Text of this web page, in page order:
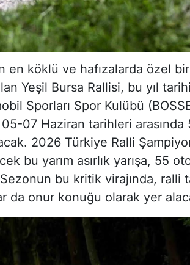
en köklü ve hafızalarda özel
Yeşil Bursa Rallisi, bu yıl
Sporları Spor Kulübü
07 Haziran tarihleri arasında
2026 Türkiye Ralli
bu yarım asırlık yarışa, 55
bu kritik virajında, ralli
da onur konuğu olarak yer